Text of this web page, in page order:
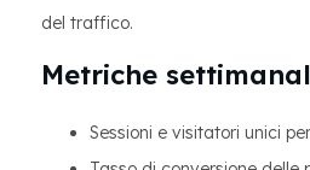
del traffico.
Metriche
Sessioni e visitatori unici